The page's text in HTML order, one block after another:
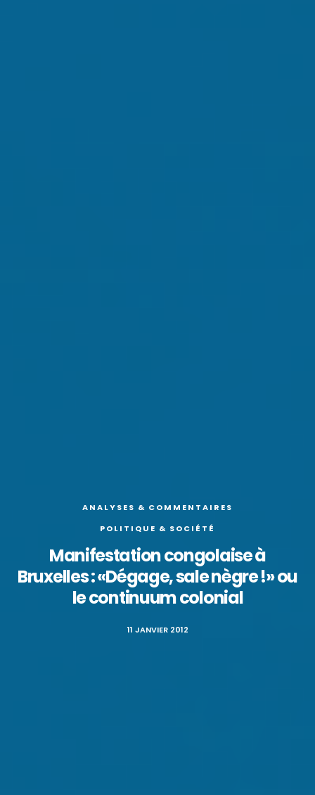
ANALYSES & COMMENTAIRES
POLITIQUE & SOCIÉTÉ
Manifestation congolaise à
Bruxelles : «Dégage, sale nègre !» ou
le continuum colonial
11 JANVIER 2012